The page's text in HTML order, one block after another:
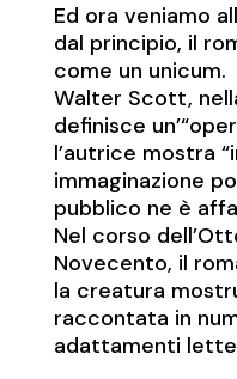
Ed ora veniamo
dal principio, il
come un unicum.
Walter Scott,
definisce
l’autrice mostra
immaginazione
pubblico ne è
Nel corso
Novecento, il
la creatura
raccontata in
adattamenti